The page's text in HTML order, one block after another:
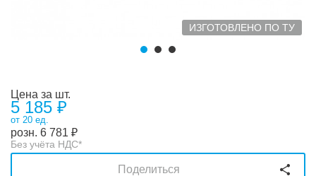
ИЗГОТОВЛЕНО ПО ТУ
Цена за шт.
5 185 ₽
от 20 ед.
розн. 6 781 ₽
Без учёта НДС*
Поделиться